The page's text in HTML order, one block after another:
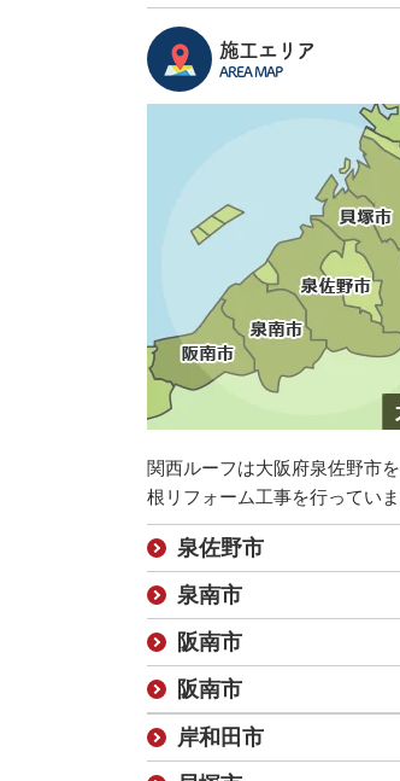
施工エリア
AREA MAP
関西ルーフは大阪府泉佐野市
根リフォーム工事を行っていま
泉佐野市
泉南市
阪南市
阪南市
岸和田市